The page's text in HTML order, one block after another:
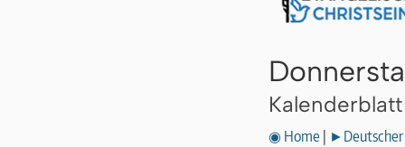
◉ Home ►Deutscher